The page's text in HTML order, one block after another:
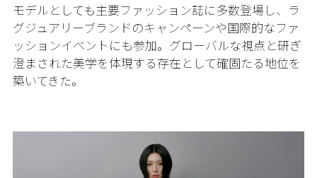
モデルとしても主要ファッション誌に多数登場し、ラ
グジュアリーブランドのキャンペーンや国際的なファ
ッションイベントにも参加。グローバルな視点と研ぎ
澄まされた美学を体現する存在として確固たる地位を
築いてきた。